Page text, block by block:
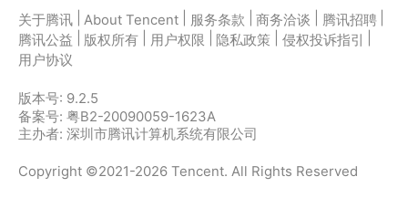
关于腾讯 About Tencent 服务条款 商务洽谈 腾讯招聘
腾讯公益
版权所有 用户权限 隐私政策 侵权投诉指引
用户协议
版本号: 9.2.5
备案号: 粤B2-20090059-1623A
主办者: 深圳市腾讯计算机系统有限公司
Copyright ©2021-2026 Tencent. All Rights Reserved